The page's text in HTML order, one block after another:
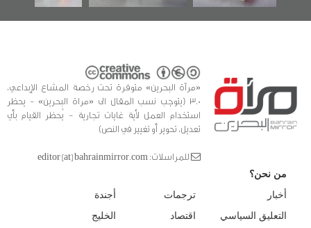
«مرآة البحرين» متوفرة تحت رخصة المشاع الإبداعي،
3.0 (يتوجب نسب المقال الى «مراة البحرين» - يحظر
استخدام العمل لأية غايات تجارية - يُحظر القيام بأي
تعديل، تحوير أو تغيير في النص)
للمراسلات: editor [at] bahrainmirror.com
من نحن؟
أخبار
التعليق السياسي
ترجمات
اقتصاد
أجندة
الخليج